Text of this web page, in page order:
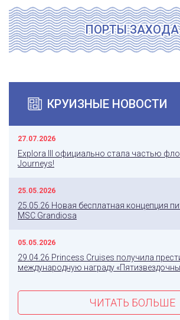
ПОРТЫ ЗАХОДА
КРУИЗНЫЕ НОВОСТИ
27.07.2026
Explora III официально стала частью
Journeys!
25.05.2026
25.05.26 Новая бесплатная концепция
MSC Grandiosa
05.05.2026
29.04.26 Princess Cruises получила
международную награду
ЧИТАТЬ БОЛЬШЕ